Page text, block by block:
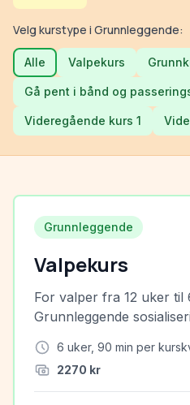
Velg kurstype i Grunnleggende:
Alle Valpekurs
Gå pent i bånd og
Videregående kurs 1
Grunnleggende
Valpekurs
For valper fra 12 uker til
Grunnleggende
6 uker, 90 min per
2270 kr